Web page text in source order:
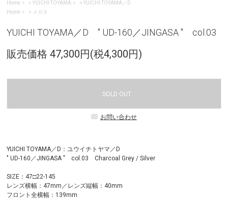
Home >YUICHI TOYAMA >YUICHI TOYAMA／D
Home
> メガネ
YUICHI TOYAMA／D " UD-160／JINGASA " col.03
販売価格 47,300円(税4,300円)
SOLD OUT
お問い合わせ
YUICHI TOYAMA／D：ユウイチトヤマ／D
" UD-160／JINGASA " col.03 Charcoal Grey / Silver
SIZE：47□22-145
レンズ横幅：47mm／レンズ縦幅：40mm
フロント全横幅：139mm